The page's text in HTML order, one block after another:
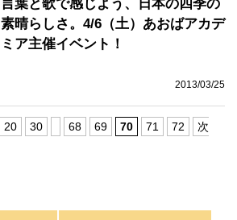
言葉と歌で感じよう、日本の四季の
素晴らしさ。4/6（土）あおばアカデ
ミア主催イベント！
2013/03/25
20 30 68 69 70 71 72
次